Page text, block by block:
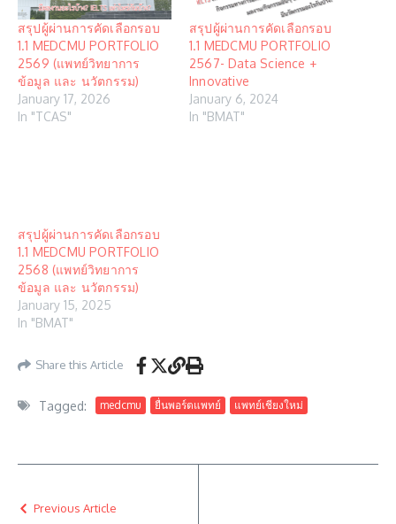
สรุปผู้ผ่านการคัดเลือกรอบ
1.1 MEDCMU PORTFOLIO
2569 (แพทย์วิทยาการ
ข้อมูล และ นวัตกรรม)
January 17, 2026
In "TCAS"
สรุปผู้ผ่านการคัดเลือกรอบ
1.1 MEDCMU PORTFOLIO
2567- Data Science +
Innovative
January 6, 2024
In "BMAT"
สรุปผู้ผ่านการคัดเลือกรอบ
1.1 MEDCMU PORTFOLIO
2568 (แพทย์วิทยาการ
ข้อมูล และ นวัตกรรม)
January 15, 2025
In "BMAT"
Share this Article
Tagged: medcmu ยื่นพอร์ตแพทย์ แพทย์เชียงใหม่
Previous Article